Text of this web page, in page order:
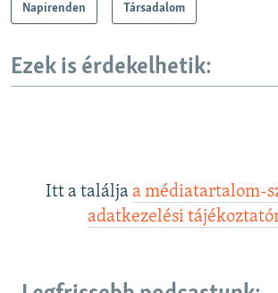
Napirenden Társadalom
Ezek is érdekelhetik:
Itt a találja a médiatartalom-
adatkezelési